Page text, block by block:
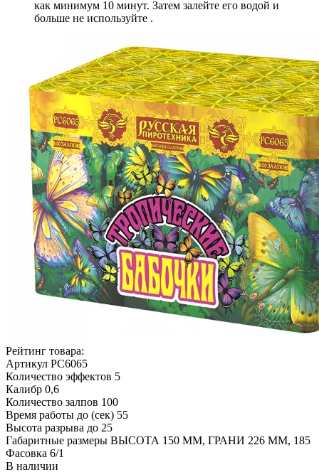
как минимум 10 минут. Затем залейте его водой и
больше не используйте .
Рейтинг товара:
Артикул РС6065
Количество эффектов 5
Калибр 0,6
Количество залпов 100
Время работы до (сек) 55
Высота разрыва до 25
Габаритные размеры ВЫСОТА 150 ММ, ГРАНИ 226 ММ, 185
Фасовка 6/1
В наличии